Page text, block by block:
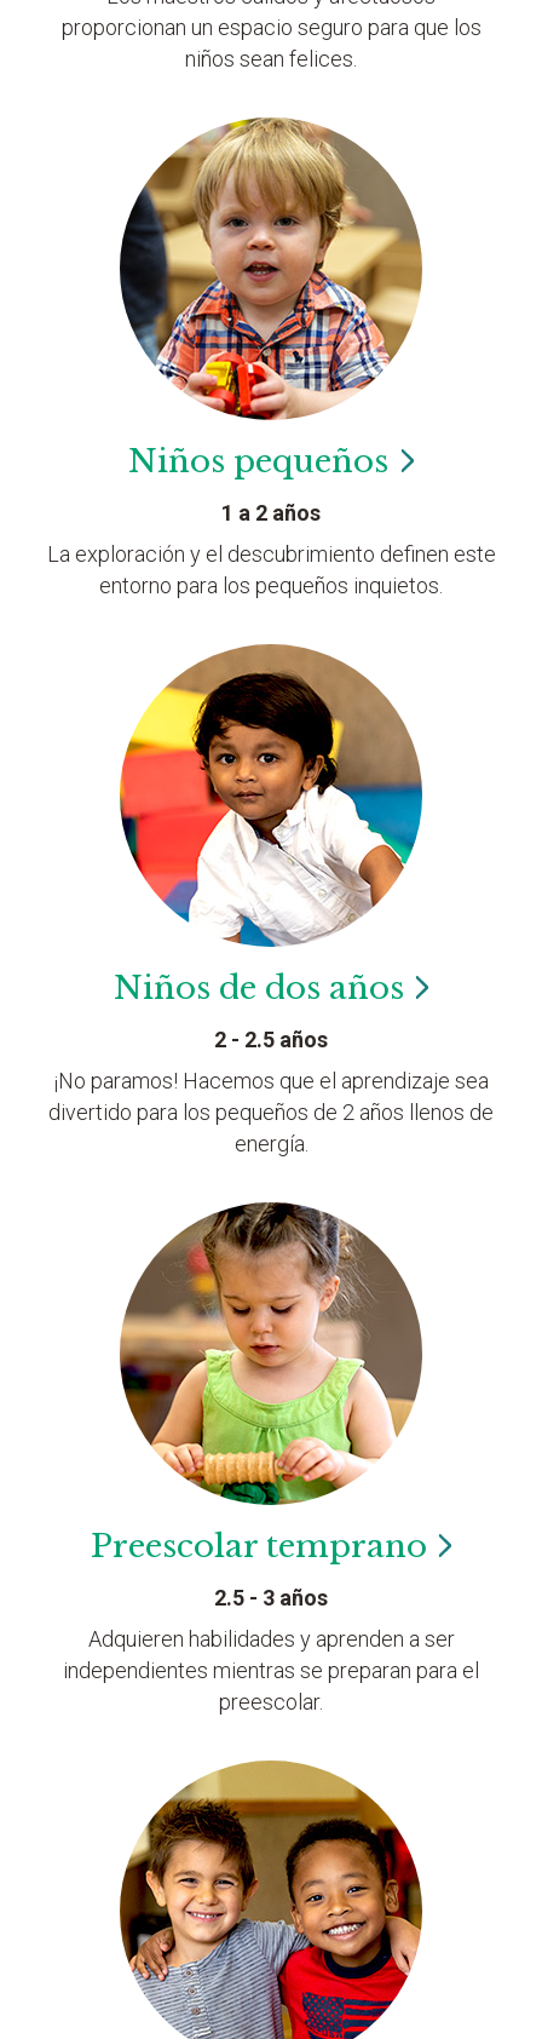
proporcionan un espacio seguro para que los
niños sean felices.
Niños pequeños
1 a 2 años
La exploración y el descubrimiento definen este
entorno para los pequeños inquietos.
Niños de dos años
2 - 2.5 años
¡No paramos! Hacemos que el aprendizaje sea
divertido para los pequeños de 2 años llenos de
energía.
Preescolar temprano
2.5 - 3 años
Adquieren habilidades y aprenden a ser
independientes mientras se preparan para el
preescolar.